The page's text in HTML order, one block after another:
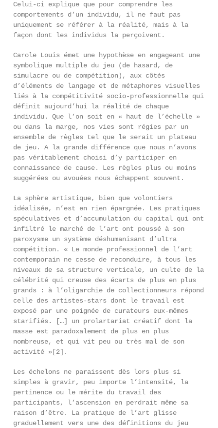
Celui-ci explique que pour comprendre les
comportements d’un individu, il ne faut pas
uniquement se référer à la réalité, mais à la
façon dont les individus la perçoivent.
Carole Louis émet une hypothèse en engageant une
symbolique multiple du jeu (de hasard, de
simulacre ou de compétition), aux côtés
d’éléments de langage et de métaphores visuelles
liés à la compétitivité socio-professionnelle qui
définit aujourd’hui la réalité de chaque
individu. Que l’on soit en « haut de l’échelle »
ou dans la marge, nos vies sont régies par un
ensemble de règles tel que le serait un plateau
de jeu. A la grande différence que nous n’avons
pas véritablement choisi d’y participer en
connaissance de cause. Les règles plus ou moins
suggérées ou avouées nous échappent souvent.
La sphère artistique, bien que volontiers
idéalisée, n’est en rien épargnée. Les pratiques
spéculatives et d’accumulation du capital qui ont
infiltré le marché de l’art ont poussé à son
paroxysme un système déshumanisant d’ultra
compétition. « Le monde professionnel de l’art
contemporain ne cesse de reconduire, à tous les
niveaux de sa structure verticale, un culte de la
célébrité qui creuse des écarts de plus en plus
grands : à l’oligarchie de collectionneurs répond
celle des artistes-stars dont le travail est
exposé par une poignée de curateurs eux-mêmes
starifiés. […] un prolartariat créatif dont la
masse est paradoxalement de plus en plus
nombreuse, et qui vit peu ou très mal de son
activité »[2].
Les échelons ne paraissent dès lors plus si
simples à gravir, peu importe l’intensité, la
pertinence ou le mérite du travail des
participants, l’ascension en perdrait même sa
raison d’être. La pratique de l’art glisse
graduellement vers une des définitions du jeu